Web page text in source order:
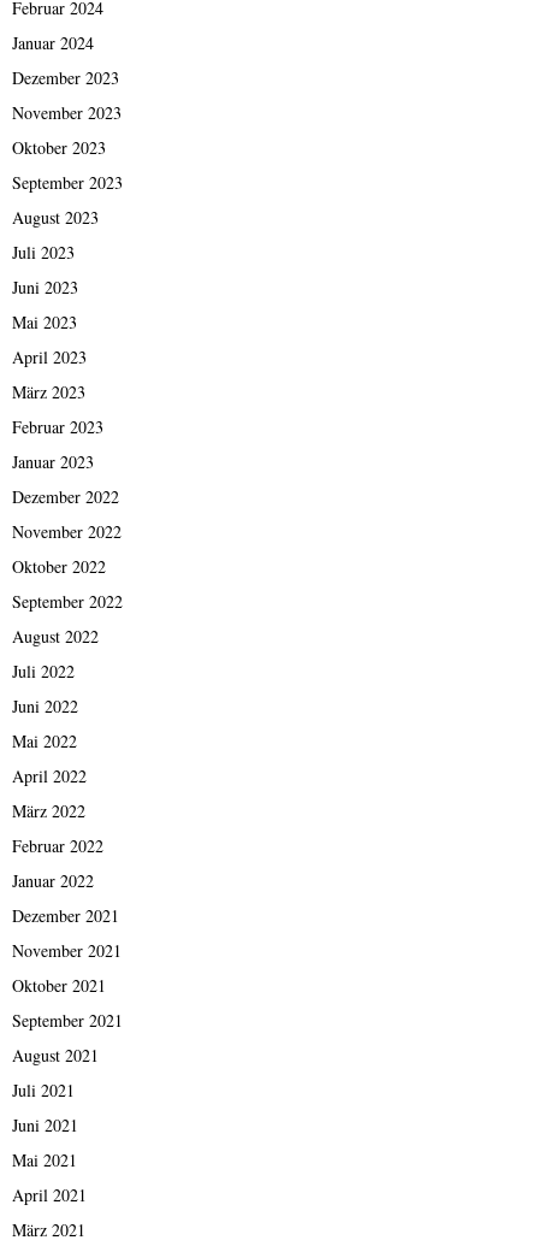
Februar 2024
Januar 2024
Dezember 2023
November 2023
Oktober 2023
September 2023
August 2023
Juli 2023
Juni 2023
Mai 2023
April 2023
März 2023
Februar 2023
Januar 2023
Dezember 2022
November 2022
Oktober 2022
September 2022
August 2022
Juli 2022
Juni 2022
Mai 2022
April 2022
März 2022
Februar 2022
Januar 2022
Dezember 2021
November 2021
Oktober 2021
September 2021
August 2021
Juli 2021
Juni 2021
Mai 2021
April 2021
März 2021